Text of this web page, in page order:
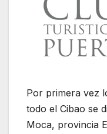
Por primera vez
todo el Cibao se
Moca, provincia